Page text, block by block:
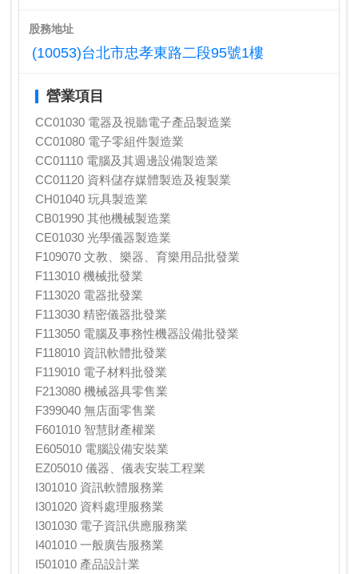
股務地址
(10053)台北市忠孝東路二段95號1樓
營業項目
CC01030 電器及視聽電子產品製造業
CC01080 電子零組件製造業
CC01110 電腦及其週邊設備製造業
CC01120 資料儲存媒體製造及複製業
CH01040 玩具製造業
CB01990 其他機械製造業
CE01030 光學儀器製造業
F109070 文教、樂器、育樂用品批發業
F113010 機械批發業
F113020 電器批發業
F113030 精密儀器批發業
F113050 電腦及事務性機器設備批發業
F118010 資訊軟體批發業
F119010 電子材料批發業
F213080 機械器具零售業
F399040 無店面零售業
F601010 智慧財產權業
E605010 電腦設備安裝業
EZ05010 儀器、儀表安裝工程業
I301010 資訊軟體服務業
I301020 資料處理服務業
I301030 電子資訊供應服務業
I401010 一般廣告服務業
I501010 產品設計業